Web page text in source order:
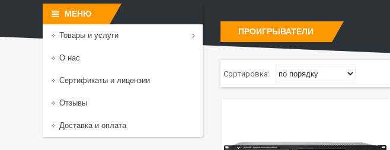
ПРОИГРЫВАТЕЛИ
Товары и услуги
О нас
Сертификаты и лицензии
Отзывы
Доставка и оплата